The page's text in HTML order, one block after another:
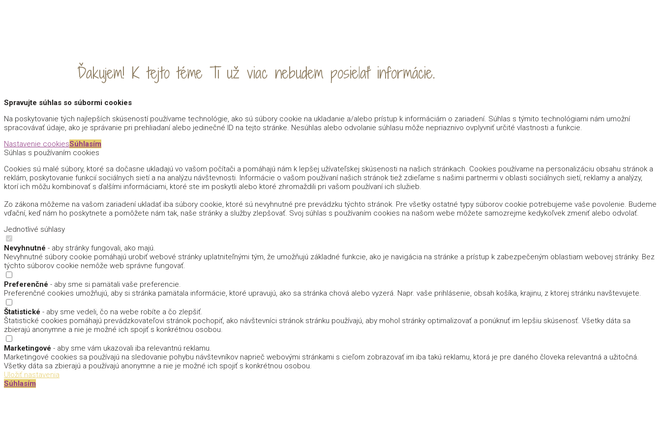
Ďakujem! K tejto téme Ti už viac nebudem posielať informácie.
Spravujte súhlas so súbormi cookies
Na poskytovanie tých najlepších skúseností používame technológie, ako sú súbory cookie na ukladanie a/alebo prístup k informáciám o zariadení. Súhlas s týmito technológiami nám umožní
spracovávať údaje, ako je správanie pri prehliadaní alebo jedinečné ID na tejto stránke. Nesúhlas alebo odvolanie súhlasu môže nepriaznivo ovplyvniť určité vlastnosti a funkcie.
Nastavenie cookiesSúhlasím
Súhlas s používaním cookies
Cookies sú malé súbory, ktoré sa dočasne ukladajú vo vašom počítači a pomáhajú nám k lepšej užívateľskej skúsenosti na našich stránkach. Cookies používame na personalizáciu obsahu stránok a
reklám, poskytovanie funkcií sociálnych sietí a na analýzu návštevnosti. Informácie o vašom používaní našich stránok tiež zdieľame s našimi partnermi v oblasti sociálnych sietí, reklamy a analýzy,
ktorí ich môžu kombinovať s ďalšími informáciami, ktoré ste im poskytli alebo ktoré zhromaždili pri vašom používaní ich služieb.
Zo zákona môžeme na vašom zariadení ukladať iba súbory cookie, ktoré sú nevyhnutné pre prevádzku týchto stránok. Pre všetky ostatné typy súborov cookie potrebujeme vaše povolenie. Budeme
vďační, keď nám ho poskytnete a pomôžete nám tak, naše stránky a služby zlepšovať. Svoj súhlas s používaním cookies na našom webe môžete samozrejme kedykoľvek zmeniť alebo odvolať.
Jednotlivé súhlasy
Nevyhnutné - aby stránky fungovali, ako majú.
Nevyhnutné súbory cookie pomáhajú urobiť webové stránky uplatniteľnými tým, že umožňujú základné funkcie, ako je navigácia na stránke a prístup k zabezpečeným oblastiam webovej stránky. Bez
týchto súborov cookie nemôže web správne fungovať.
Preferenčné - aby sme si pamätali vaše preferencie.
Preferenčné cookies umožňujú, aby si stránka pamätala informácie, ktoré upravujú, ako sa stránka chová alebo vyzerá. Napr. vaše prihlásenie, obsah košíka, krajinu, z ktorej stránku navštevujete.
Štatistické - aby sme vedeli, čo na webe robíte a čo zlepšiť.
Štatistické cookies pomáhajú prevádzkovateľovi stránok pochopiť, ako návštevníci stránok stránku používajú, aby mohol stránky optimalizovať a ponúknuť im lepšiu skúsenosť. Všetky dáta sa
zbierajú anonymne a nie je možné ich spojiť s konkrétnou osobou.
Marketingové - aby sme vám ukazovali iba relevantnú reklamu.
Marketingové cookies sa používajú na sledovanie pohybu návštevníkov naprieč webovými stránkami s cieľom zobrazovať im iba takú reklamu, ktorá je pre daného človeka relevantná a užitočná.
Všetky dáta sa zbierajú a používajú anonymne a nie je možné ich spojiť s konkrétnou osobou.
Uložiť nastavenia
Súhlasím